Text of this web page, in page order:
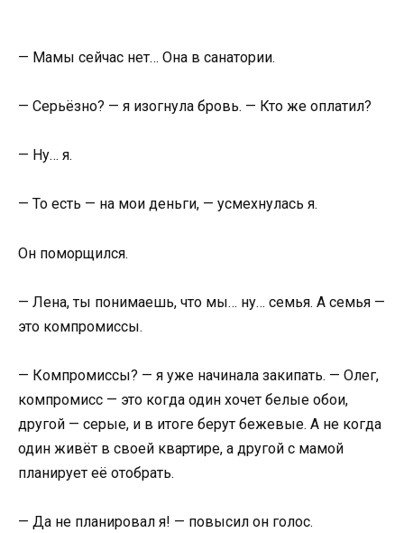
— Мамы сейчас нет… Она в санатории.
— Серьёзно? — я изогнула бровь. — Кто же оплатил?
— Ну… я.
— То есть — на мои деньги, — усмехнулась я.
Он поморщился.
— Лена, ты понимаешь, что мы… ну… семья. А семья —
это компромиссы.
— Компромиссы? — я уже начинала закипать. — Олег,
компромисс — это когда один хочет белые обои,
другой — серые, и в итоге берут бежевые. А не когда
один живёт в своей квартире, а другой с мамой
планирует её отобрать.
— Да не планировал я! — повысил он голос.